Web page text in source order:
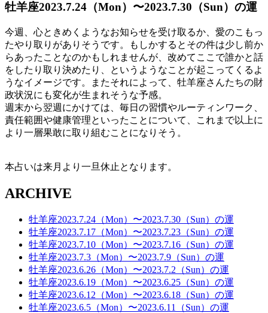
牡羊座2023.7.24（Mon）〜2023.7.30（Sun）の運
今週、心ときめくようなお知らせを受け取るか、愛のこもっ
たやり取りがありそうです。もしかするとその件は少し前か
らあったことなのかもしれませんが、改めてここで誰かと話
をしたり取り決めたり、というようなことが起こってくるよ
うなイメージです。またそれによって、牡羊座さんたちの財
政状況にも変化が生まれそうな予感。
週末から翌週にかけては、毎日の習慣やルーティンワーク、
責任範囲や健康管理といったことについて、これまで以上に
より一層果敢に取り組むことになりそう。
本占いは来月より一旦休止となります。
ARCHIVE
牡羊座2023.7.24（Mon）〜2023.7.30（Sun）の運
牡羊座2023.7.17（Mon）〜2023.7.23（Sun）の運
牡羊座2023.7.10（Mon）〜2023.7.16（Sun）の運
牡羊座2023.7.3（Mon）〜2023.7.9（Sun）の運
牡羊座2023.6.26（Mon）〜2023.7.2（Sun）の運
牡羊座2023.6.19（Mon）〜2023.6.25（Sun）の運
牡羊座2023.6.12（Mon）〜2023.6.18（Sun）の運
牡羊座2023.6.5（Mon）〜2023.6.11（Sun）の運